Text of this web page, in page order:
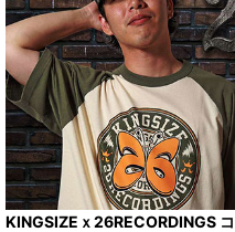
KINGSIZEｘ26RECORDINGS